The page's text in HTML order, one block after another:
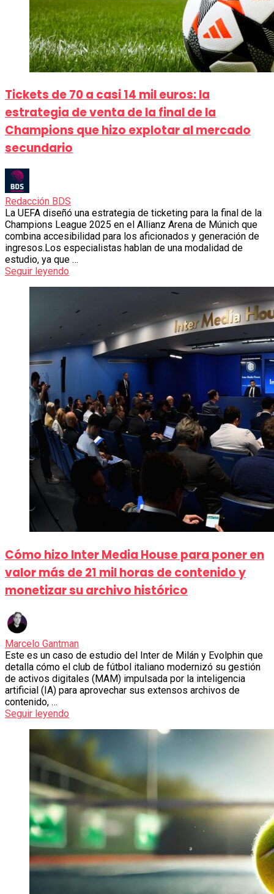
Tickets de 70 a casi 14 mil euros: la
estrategia de venta de la final de la
Champions que hizo explotar al mercado
secundario
Redacción BDS
La UEFA diseñó una estrategia de ticketing para la final de la
Champions League 2025 en el Allianz Arena de Múnich que
combina accesibilidad para los aficionados y generación de
ingresos.Los especialistas hablan de una modalidad de
estudio, ya que …
Seguir leyendo
Cómo hizo Inter Media House para poner en
valor más de 21 mil horas de contenido y
monetizar su archivo histórico
Marcelo Gantman
Este es un caso de estudio del Inter de Milán y Evolphin que
detalla cómo el club de fútbol italiano modernizó su gestión
de activos digitales (MAM) impulsada por la inteligencia
artificial (IA) para aprovechar sus extensos archivos de
contenido, …
Seguir leyendo